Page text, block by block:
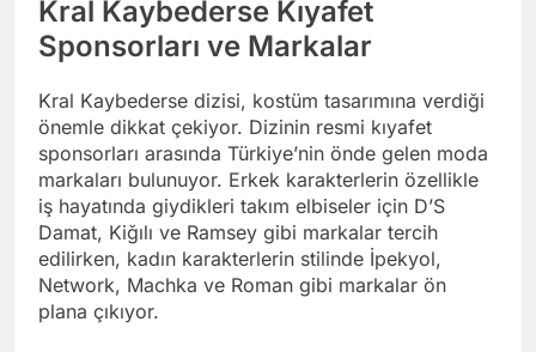
Kral Kaybederse Kıyafet
Sponsorları ve Markalar
Kral Kaybederse dizisi, kostüm tasarımına verdiği
önemle dikkat çekiyor. Dizinin resmi kıyafet
sponsorları arasında Türkiye’nin önde gelen moda
markaları bulunuyor. Erkek karakterlerin özellikle
iş hayatında giydikleri takım elbiseler için D’S
Damat, Kiğılı ve Ramsey gibi markalar tercih
edilirken, kadın karakterlerin stilinde İpekyol,
Network, Machka ve Roman gibi markalar ön
plana çıkıyor.